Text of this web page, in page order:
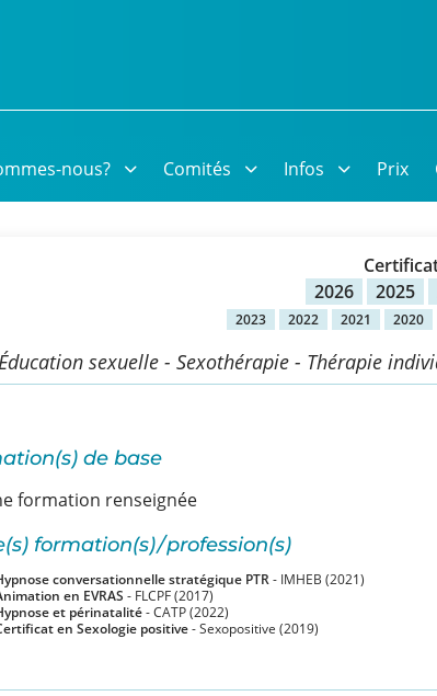
nous? Comités Infos Prix
2026
2025
2023 2022 2021 2020
sexuelle - Sexothérapie - Thérapie
de base
formation renseignée
formation(s) / profession(s)
conversationnelle stratégique PTR- IMHEB (2021)
en EVRAS - FLCPF (2017)
et périnatalité- CATP (2022)
en Sexologie positive- Sexopositive (2019)